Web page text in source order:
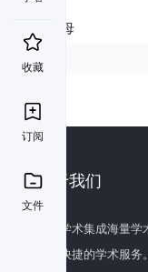
收藏
订阅
文件
首字母
关于我们
百度学术集成海量
全面快捷的学术服